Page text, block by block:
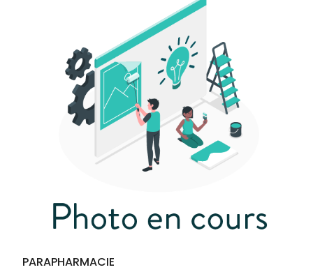
Solaire
Visage
LIGNE
PARAPHARMACIE